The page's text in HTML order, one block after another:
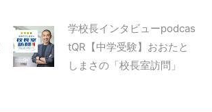
学校長インタビューpodcas
tQR【中学受験】おおたと
しまさの「校長室訪問」